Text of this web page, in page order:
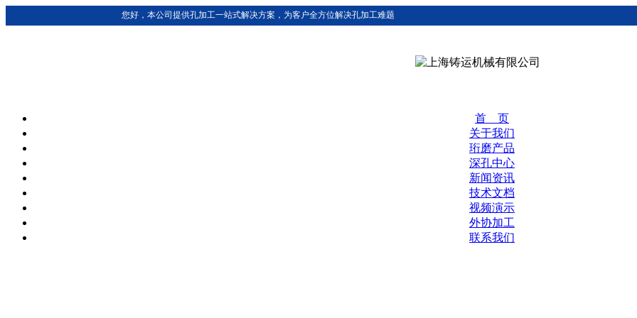
您好，本公司提供孔加工一站式解决方案，为客户全方位解决孔加工难题
首 页
关于我们
珩磨产品
深孔中心
新闻资讯
技术文档
视频演示
外协加工
联系我们